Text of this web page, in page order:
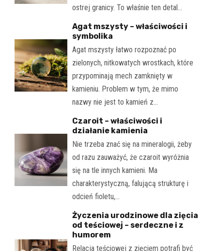
ostrej granicy. To właśnie ten detal…
Agat mszysty – właściwości i
symbolika
Agat mszysty łatwo rozpoznać po
zielonych, nitkowatych wrostkach, które
przypominają mech zamknięty w
kamieniu. Problem w tym, że mimo
nazwy nie jest to kamień z…
Czaroit – właściwości i
działanie kamienia
Nie trzeba znać się na mineralogii, żeby
od razu zauważyć, że czaroit wyróżnia
się na tle innych kamieni. Ma
charakterystyczną, falującą strukturę i
odcień fioletu,…
Życzenia urodzinowe dla zięcia
od teściowej – serdeczne i z
humorem
Relacja teściowej z zięciem potrafi być